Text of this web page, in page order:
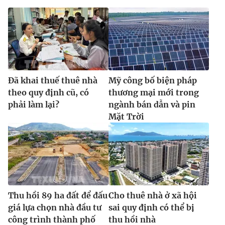
Đã khai thuế thuê nhà
theo quy định cũ, có
phải làm lại?
Mỹ công bố biện pháp
thương mại mới trong
ngành bán dẫn và pin
Mặt Trời
Thu hồi 89 ha đất để đấu
giá lựa chọn nhà đầu tư
công trình thành phố
Cho thuê nhà ở xã hội
sai quy định có thể bị
thu hồi nhà